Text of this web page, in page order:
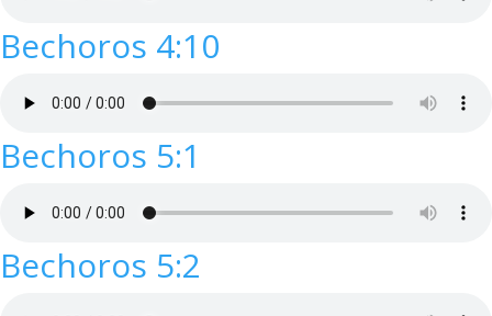
Bechoros 4:10
Bechoros 5:1
Bechoros 5:2